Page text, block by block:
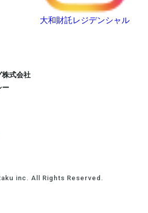
大和財託レジデンシャル
式会社
ー
inc. All Rights Reserved.